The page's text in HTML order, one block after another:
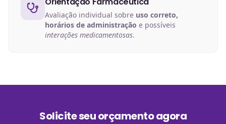
Avaliação individual sobre uso correto,
horários de administração e possíveis
interações medicamentosas.
Solicite seu orçamento agora